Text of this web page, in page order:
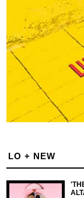
LO + NEW